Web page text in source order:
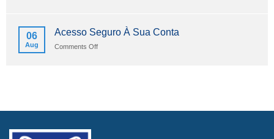
2026
Casinos
Schweizerische
06
Aug
Acesso Seguro À Sua Conta
Comments Offon